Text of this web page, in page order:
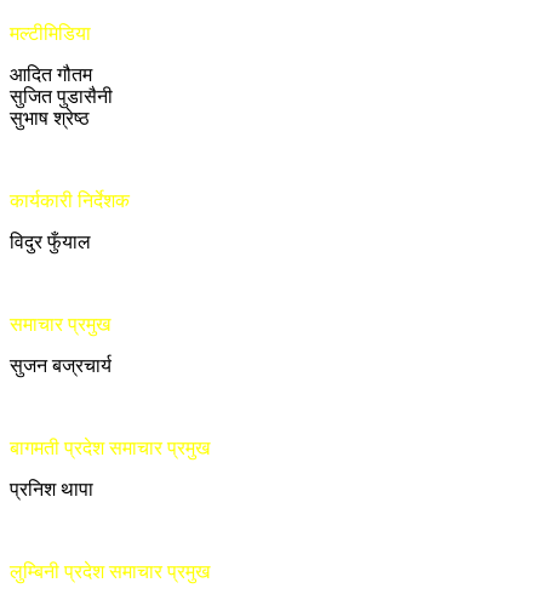
मल्टीमिडिया
आदित गौतम
सुजित पुडासैनी
सुभाष श्रेष्ठ
कार्यकारी निर्देशक
विदुर फुँयाल
समाचार प्रमुख
सुजन बज्रचार्य
बागमती प्रदेश समाचार प्रमुख
प्रनिश थापा
लुम्बिनी प्रदेश समाचार प्रमुख